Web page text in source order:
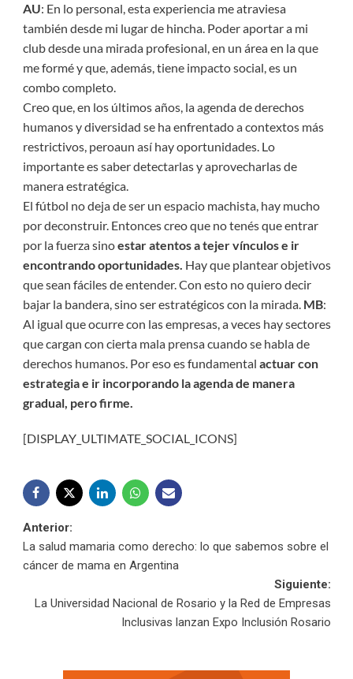
AU: En lo personal, esta experiencia me atraviesa
también desde mi lugar de hincha. Poder aportar a mi
club desde una mirada profesional, en un área en la que
me formé y que, además, tiene impacto social, es un
combo completo.
Creo que, en los últimos años, la agenda de derechos
humanos y diversidad se ha enfrentado a contextos más
restrictivos, peroaun así hay oportunidades. Lo
importante es saber detectarlas y aprovecharlas de
manera estratégica.
El fútbol no deja de ser un espacio machista, hay mucho
por deconstruir. Entonces creo que no tenés que entrar
por la fuerza sinoestar atentos a tejer vínculos e ir
encontrando oportunidades. Hay que plantear objetivos
que sean fáciles de entender. Con esto no quiero decir
bajar la bandera, sino ser estratégicos con la mirada. MB:
Al igual que ocurre con las empresas, a veces hay sectores
que cargan con cierta mala prensa cuando se habla de
derechos humanos. Por eso es fundamental actuar con
estrategia e ir incorporando la agenda de manera
gradual, pero firme.
[DISPLAY_ULTIMATE_SOCIAL_ICONS]
Navegación
de
entradas
Anterior:
La salud mamaria como derecho: lo que sabemos sobre el
cáncer de mama en Argentina
Siguiente:
La Universidad Nacional de Rosario y la Red de Empresas
Inclusivas lanzan Expo Inclusión Rosario